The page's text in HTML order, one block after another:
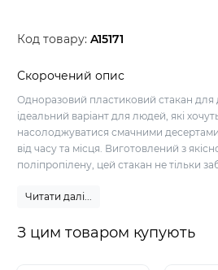
Код товару:A15171
Скорочений опис
Одноразовий пластиковий стакан для
ідеальний варіант для людей, які
насолоджуватися смачними
від часу та місця. Виготовлений з
поліпропілену, цей стакан не тільки
Читати далі...
З цим товаром купують